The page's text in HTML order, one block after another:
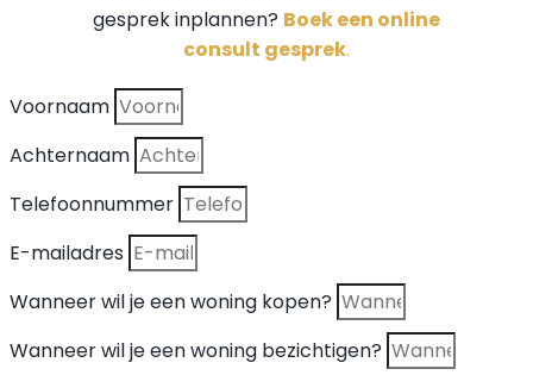
gesprek inplannen? Boek een online
consult gesprek.
Voornaam
Achternaam
Telefoonnummer
E-mailadres
Wanneer wil je een woning kopen?
Wanneer wil je een woning bezichtigen?